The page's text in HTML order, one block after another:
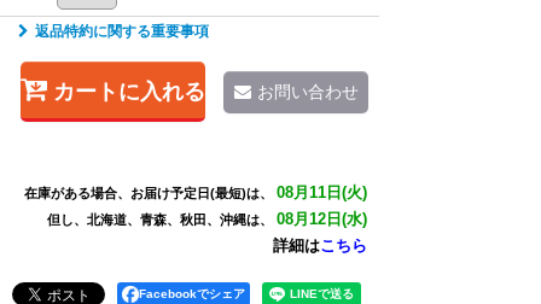
返品特約に関する重要事項
在庫がある場合、お届け予定日(最短)は、 08月11日(火)
但し、北海道、青森、秋田、沖縄は、 08月12日(水)
詳細はこちら
カートに入れる お問い合わせ
Facebookでシェア